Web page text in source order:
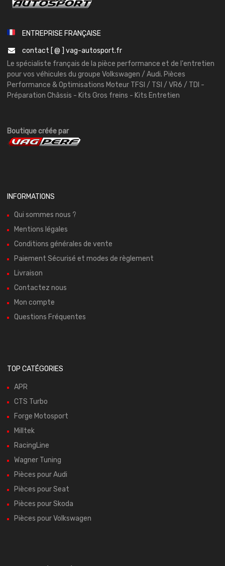
ENTREPRISE FRANÇAISE
contact [ @ ] vag-autosport.fr
Le spécialiste français de la pièce performance et de l'entretien
pour vos véhicules du groupe Volkswagen / Audi. Pièces
Performance & Optimisations Moteur TFSI / TSI / VR6 / TDI -
Préparation Châssis - Kits Gros freins - Kits Entretien
Boutique créée par
INFORMATIONS
Qui sommes nous ?
Mentions légales
Conditions générales de vente
Paiement Sécurisé et modes de règlement
Livraison
Contactez nous
Mon compte
Questions Fréquentes
TOP CATÉGORIES
APR
CTS Turbo
Forge Motosport
Milltek
RacingLine
Wagner Tuning
Pièces pour Audi
Pièces pour Seat
Pièces pour Skoda
Pièces pour Volkswagen